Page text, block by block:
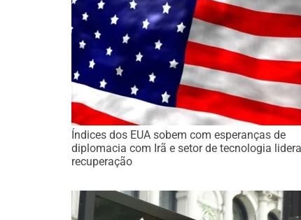
Índices dos EUA sobem com esperanças de
diplomacia com Irã e setor de tecnologia lidera
recuperação